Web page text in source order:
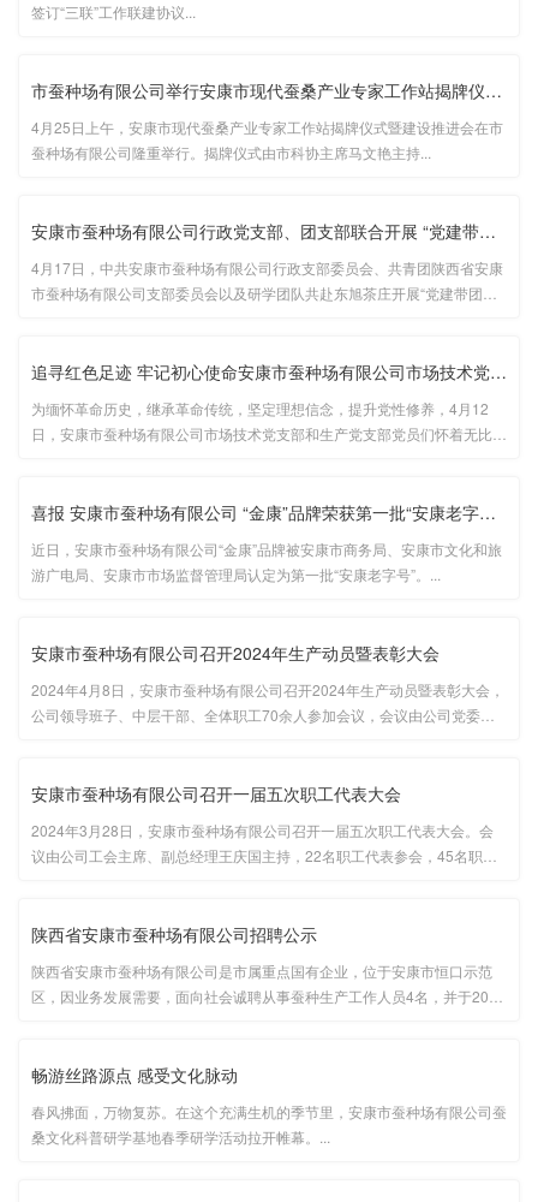
签订“三联”工作联建协议...
市蚕种场有限公司举行安康市现代蚕桑产业专家工作站揭牌仪式暨工···
4月25日上午，安康市现代蚕桑产业专家工作站揭牌仪式暨建设推进会在市
蚕种场有限公司隆重举行。揭牌仪式由市科协主席马文艳主持...
安康市蚕种场有限公司行政党支部、团支部联合开展 “党建带团建，···
4月17日，中共安康市蚕种场有限公司行政支部委员会、共青团陕西省安康
市蚕种场有限公司支部委员会以及研学团队共赴东旭茶庄开展“党建带团
追寻红色足迹 牢记初心使命安康市蚕种场有限公司市场技术党支部、···
为缅怀革命历史，继承革命传统，坚定理想信念，提升党性修养，4月12
日，安康市蚕种场有限公司市场技术党支部和生产党支部党员们怀着无比崇
喜报 安康市蚕种场有限公司 “金康”品牌荣获第一批“安康老字号···
近日，安康市蚕种场有限公司“金康”品牌被安康市商务局、安康市文化和旅
游广电局、安康市市场监督管理局认定为第一批“安康老字号”。...
安康市蚕种场有限公司召开2024年生产动员暨表彰大会
2024年4月8日，安康市蚕种场有限公司召开2024年生产动员暨表彰大会，
公司领导班子、中层干部、全体职工70余人参加会议，会议由公司党委委
安康市蚕种场有限公司召开一届五次职工代表大会
2024年3月28日，安康市蚕种场有限公司召开一届五次职工代表大会。会
议由公司工会主席、副总经理王庆国主持，22名职工代表参会，45名职工
陕西省安康市蚕种场有限公司招聘公示
陕西省安康市蚕种场有限公司是市属重点国有企业，位于安康市恒口示范
区，因业务发展需要，面向社会诚聘从事蚕种生产工作人员4名，并于2024
畅游丝路源点 感受文化脉动
春风拂面，万物复苏。在这个充满生机的季节里，安康市蚕种场有限公司蚕
桑文化科普研学基地春季研学活动拉开帷幕。...